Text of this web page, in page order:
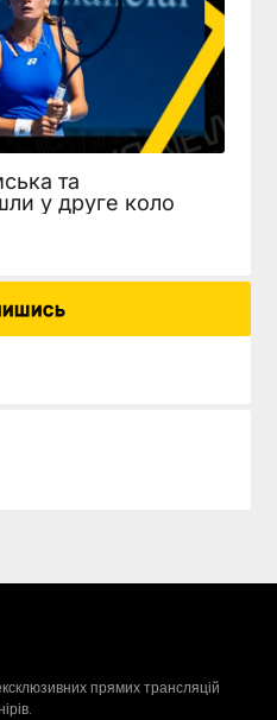
та
у друге коло
прямих трансляцій